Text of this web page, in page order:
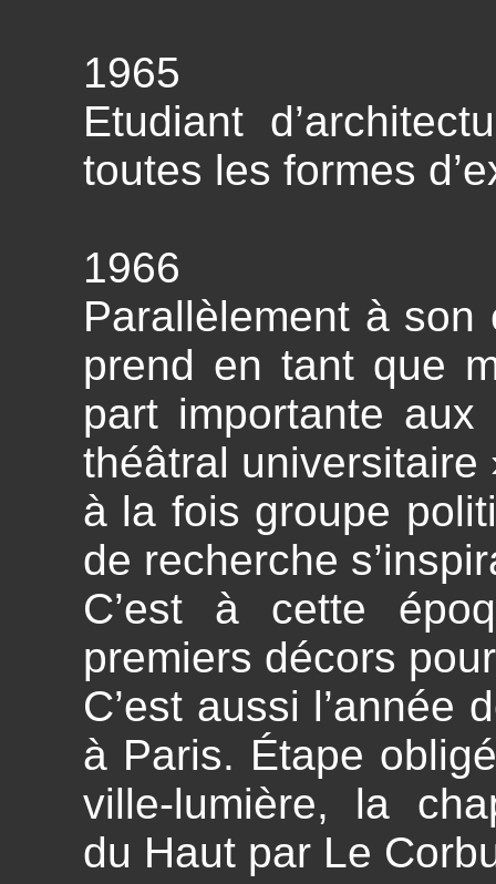
1965
Etudiant
toutes les formes
1966
Parallèlement à
prend en tant que
part importante
théâtral universitaire
à la fois groupe
de recherche
C’est à cette
premiers décors
C’est aussi l’année
à Paris. Étape
ville-lumière, la
du Haut par Le